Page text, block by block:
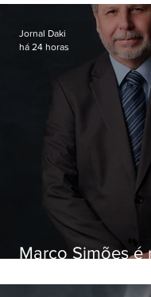
Marco Simões é
Jornal Daki
há 24 horas